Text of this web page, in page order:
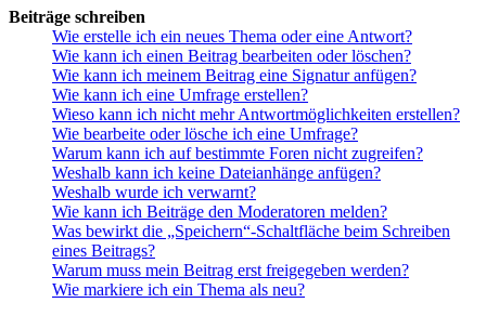
Beiträge schreiben
Wie erstelle ich ein neues Thema oder eine Antwort?
Wie kann ich einen Beitrag bearbeiten oder löschen?
Wie kann ich meinem Beitrag eine Signatur anfügen?
Wie kann ich eine Umfrage erstellen?
Wieso kann ich nicht mehr Antwortmöglichkeiten erstellen?
Wie bearbeite oder lösche ich eine Umfrage?
Warum kann ich auf bestimmte Foren nicht zugreifen?
Weshalb kann ich keine Dateianhänge anfügen?
Weshalb wurde ich verwarnt?
Wie kann ich Beiträge den Moderatoren melden?
Was bewirkt die „Speichern“-Schaltfläche beim Schreiben
eines Beitrags?
Warum muss mein Beitrag erst freigegeben werden?
Wie markiere ich ein Thema als neu?